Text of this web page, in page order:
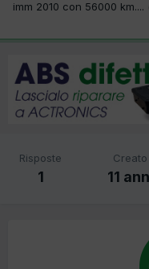
imm 2010 con 56000
Risposte
1
Creato
11